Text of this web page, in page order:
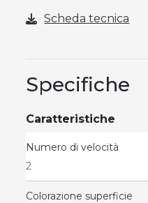
Scheda tecnica
Specifiche
Caratteristiche
Numero di velocità
2
Colorazione superficie